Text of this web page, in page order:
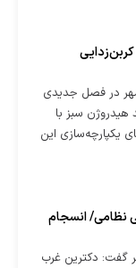
در فصل جدیدی
هیدروژن سبز با
یکپارچه‌سازی این
نظامی/ انسجام
گفت: دکترین غرب